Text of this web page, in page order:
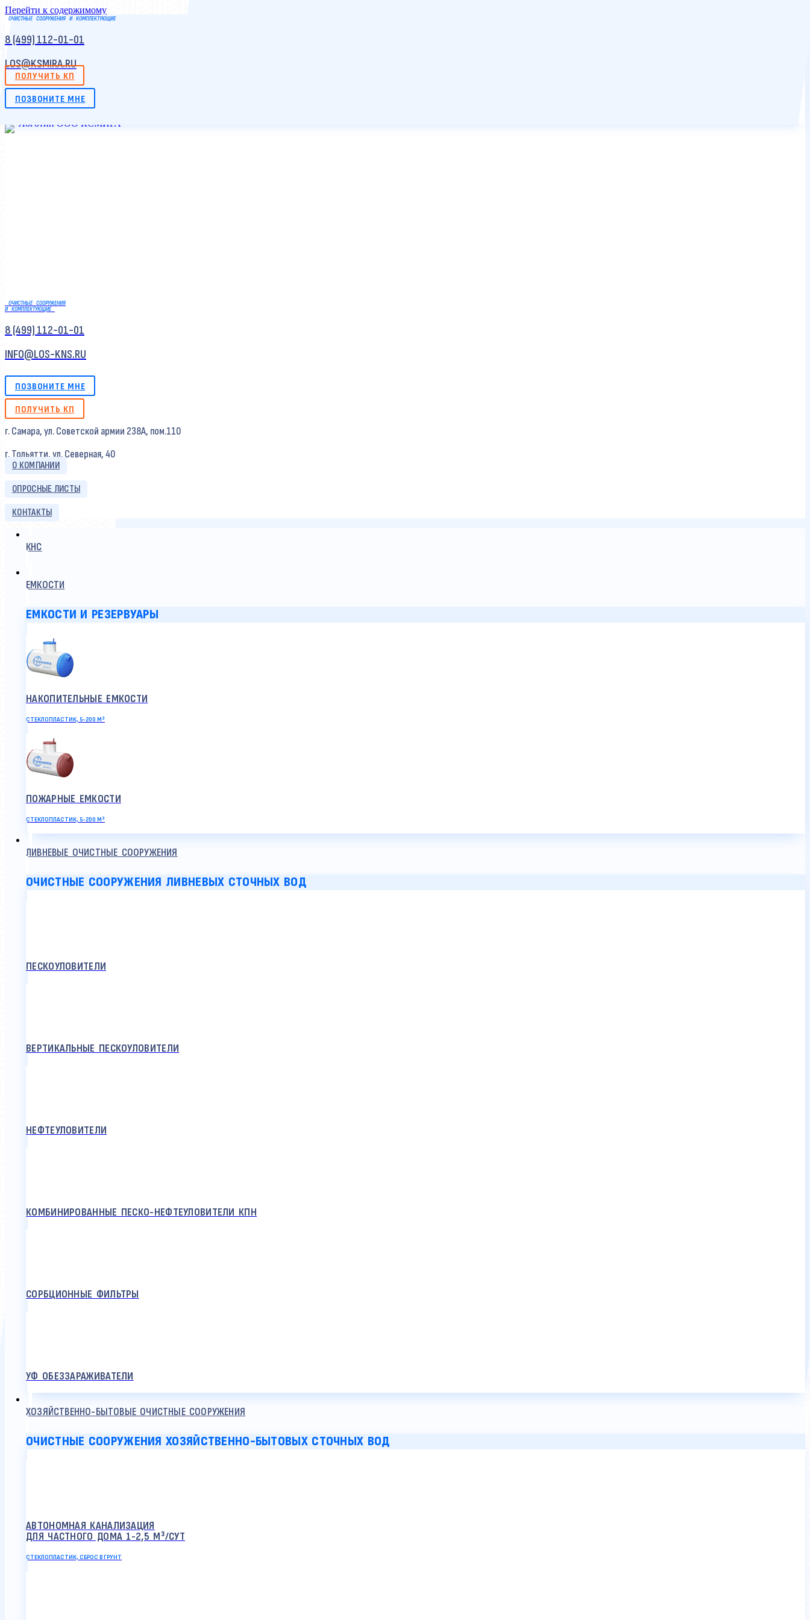
Перейти к содержимому
ОЧИСТНЫЕ СООРУЖЕНИЯ И КОМПЛЕКТУЮЩИЕ
8 (499) 112-01-01
LOS@KSMIRA.RU
ПОЛУЧИТЬ КП
ПОЗВОНИТЕ МНЕ
ОЧИСТНЫЕ СООРУЖЕНИЯ
И КОМПЛЕКТУЮЩИЕ
8 (499) 112-01-01
INFO@LOS-KNS.RU
ПОЗВОНИТЕ МНЕ
ПОЛУЧИТЬ КП
г. Самара, ул. Советской армии 238А, пом.110
г. Тольятти, ул. Северная, 40
О КОМПАНИИ
ОПРОСНЫЕ ЛИСТЫ
КОНТАКТЫ
КНС
ЕМКОСТИ
ЕМКОСТИ И РЕЗЕРВУАРЫ
НАКОПИТЕЛЬНЫЕ ЕМКОСТИ
СТЕКЛОПЛАСТИК, 5-200 М³
ПОЖАРНЫЕ ЕМКОСТИ
СТЕКЛОПЛАСТИК, 5-200 М³
ЛИВНЕВЫЕ ОЧИСТНЫЕ СООРУЖЕНИЯ
ОЧИСТНЫЕ СООРУЖЕНИЯ ЛИВНЕВЫХ СТОЧНЫХ ВОД
ПЕСКОУЛОВИТЕЛИ
ВЕРТИКАЛЬНЫЕ ПЕСКОУЛОВИТЕЛИ
НЕФТЕУЛОВИТЕЛИ
КОМБИНИРОВАННЫЕ ПЕСКО-НЕФТЕУЛОВИТЕЛИ КПН
СОРБЦИОННЫЕ ФИЛЬТРЫ
УФ ОБЕЗЗАРАЖИВАТЕЛИ
ХОЗЯЙСТВЕННО-БЫТОВЫЕ ОЧИСТНЫЕ СООРУЖЕНИЯ
ОЧИСТНЫЕ СООРУЖЕНИЯ ХОЗЯЙСТВЕННО-БЫТОВЫХ СТОЧНЫХ ВОД
АВТОНОМНАЯ КАНАЛИЗАЦИЯ
ДЛЯ ЧАСТНОГО ДОМА 1-2,5 М³/СУТ
СТЕКЛОПЛАСТИК, СБРОС В ГРУНТ